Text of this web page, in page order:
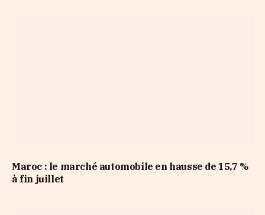
Maroc : le marché automobile en hausse de 15,7 %
à fin juillet